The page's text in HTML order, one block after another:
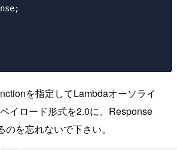
を指定してLambdaオーソライ
イロード形式を2.0に、Response
を忘れないで下さい。